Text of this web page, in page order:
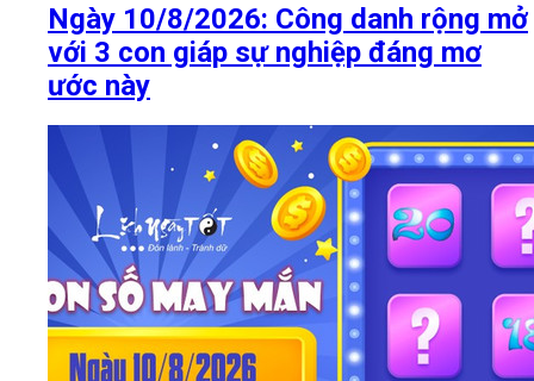
Ngày 10/8/2026: Công danh rộng mở
với 3 con giáp sự nghiệp đáng mơ
ước này